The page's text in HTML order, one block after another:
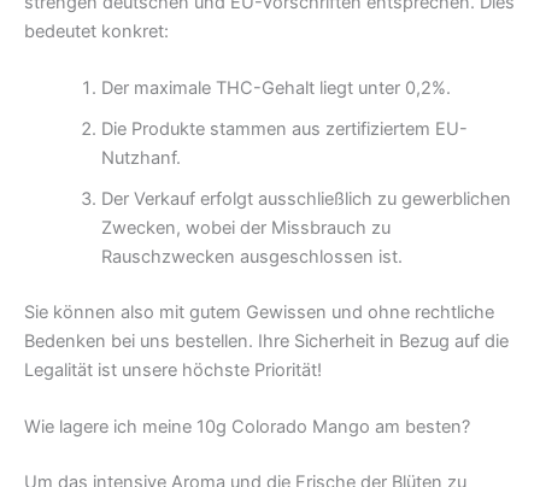
bedeutet konkret:
Der maximale THC-Gehalt liegt unter 0,2%.
Die Produkte stammen aus zertifiziertem EU-
Nutzhanf.
Der Verkauf erfolgt ausschließlich zu gewerblichen
Zwecken, wobei der Missbrauch zu
Rauschzwecken ausgeschlossen ist.
Sie können also mit gutem Gewissen und ohne rechtliche
Bedenken bei uns bestellen. Ihre Sicherheit in Bezug auf die
Legalität ist unsere höchste Priorität!
Wie lagere ich meine 10g Colorado Mango am besten?
Um das intensive Aroma und die Frische der Blüten zu